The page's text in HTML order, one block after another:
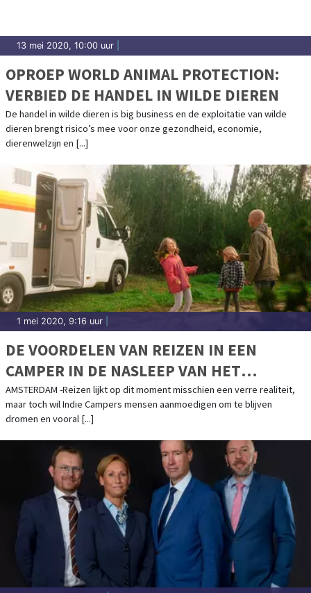
13 mei 2020, 10:00 uur
OPROEP WORLD ANIMAL PROTECTION:
VERBIED DE HANDEL IN WILDE DIEREN
De handel in wilde dieren is big business en de exploitatie van wilde
dieren brengt risico’s mee voor onze gezondheid, economie,
dierenwelzijn en [...]
1 mei 2020, 9:16 uur
DE VOORDELEN VAN REIZEN IN EEN
CAMPER IN DE NASLEEP VAN HET
CORONAVIRUS
AMSTERDAM -Reizen lijkt op dit moment misschien een verre realiteit,
maar toch wil Indie Campers mensen aanmoedigen om te blijven
dromen en vooral [...]